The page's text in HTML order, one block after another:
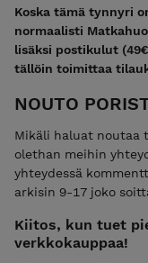
Koska tämä tynnyri
normaalisti
lisäksi postikulut
tällöin toimittaa
NOUTO
Mikäli haluat noutaa
olethan meihin
yhteydessä
arkisin 9-17 joko
Kiitos, kun tuet
verkkokauppaa!